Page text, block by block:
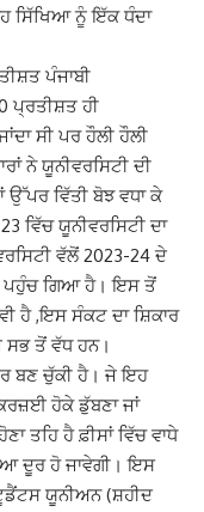
ਸਿੱਖਿਆ ਨੂੰ ਇੱਕ ਧੰਦਾ
ਪੰਜਾਬੀ
ਪ੍ਰਤੀਸ਼ਤ ਹੀ
ਸੀ ਪਰ ਹੌਲੀ ਹੌਲੀ
ਨੇ ਯੂਨੀਵਰਸਿਟੀ ਦੀ
ਵਿੱਤੀ ਬੋਝ ਵਧਾ ਕੇ
ਵਿੱਚ ਯੂਨੀਵਰਸਿਟੀ ਦਾ
ਵੱਲੋਂ 2023-24 ਦੇ
ਪਹੁੰਚ ਗਿਆ ਹੈ। ਇਸ ਤੋਂ
ਹੈ ,ਇਸ ਸੰਕਟ ਦਾ ਸ਼ਿਕਾਰ
ਸਭ ਤੋਂ ਵੱਧ ਹਨ।
ਬਣ ਚੁੱਕੀ ਹੈ। ਜੇ ਇਹ
ਹੋਕੇ ਡੁੱਬਣਾ ਜਾਂ
ਤਹਿ ਹੈ ਫ਼ੀਸਾਂ ਵਿੱਚ ਵਾਧੇ
ਦੂਰ ਹੋ ਜਾਵੇਗੀ। ਇਸ
ਯੂਨੀਅਨ (ਸ਼ਹੀਦ